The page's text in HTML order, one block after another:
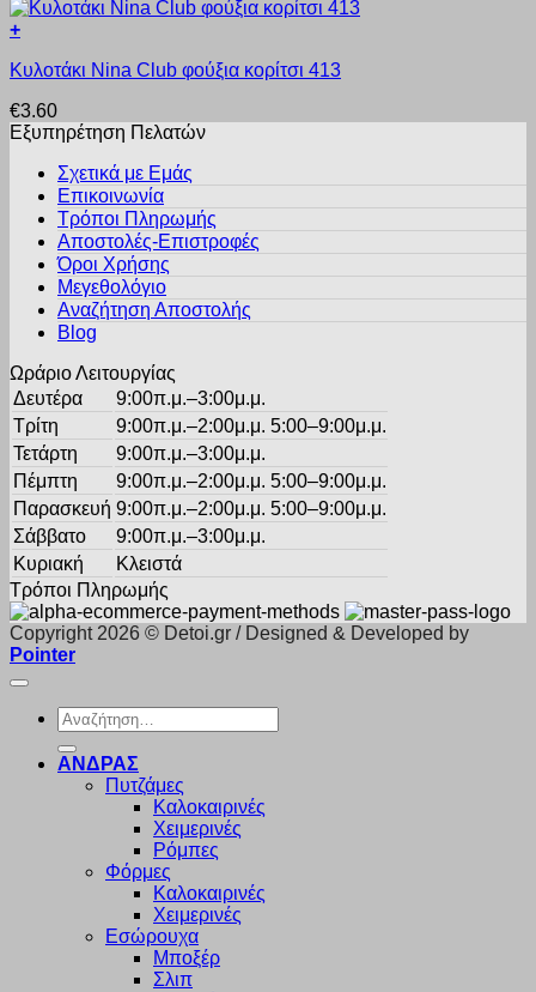
επιλεγούν
στη
σελίδα
του
προϊόντος
πολλαπλές
παραλλαγές.
επιλογές
να
επιλεγούν
σελίδα
προϊόντος
+
το
έχει
πολλαπλές
επιλογές
μπορούν
επιλεγούν
σελίδα
Κυλοτάκι Nina Club φούξια κορίτσι 413
€3.60
Εξυπηρέτηση Πελατών
Σχετικά με Εμάς
Επικοινωνία
Τρόποι Πληρωμής
Αποστολές-Επιστροφές
Όροι Χρήσης
Μεγεθολόγιο
Αναζήτηση Αποστολής
Blog
Ωράριο Λειτουργίας
Δευτέρα
9:00π.μ.–3:00μ.μ.
Τρίτη
9:00π.μ.–2:00μ.μ. 5:00–9:00μ.μ.
Τετάρτη
9:00π.μ.–3:00μ.μ.
Πέμπτη
9:00π.μ.–2:00μ.μ. 5:00–9:00μ.μ.
Παρασκευή 9:00π.μ.–2:00μ.μ. 5:00–9:00μ.μ.
Σάββατο
9:00π.μ.–3:00μ.μ.
Κυριακή
Κλειστά
Τρόποι Πληρωμής
Copyright 2026 © Detoi.gr / Designed & Developed by
Pointer
Αναζήτηση
για:
ΑΝΔΡΑΣ
Πυτζάμες
Καλοκαιρινές
Χειμερινές
Ρόμπες
Φόρμες
Καλοκαιρινές
Χειμερινές
Εσώρουχα
Μποξέρ
Σλιπ